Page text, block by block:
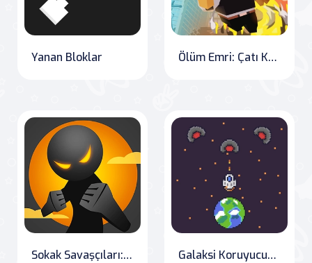
Yanan Bloklar Ölüm Emri: Çatı Kaçışı
Sokak Savaşçıları: Cyber Şehri Galaksi Koruyucusu: Android Savaşı